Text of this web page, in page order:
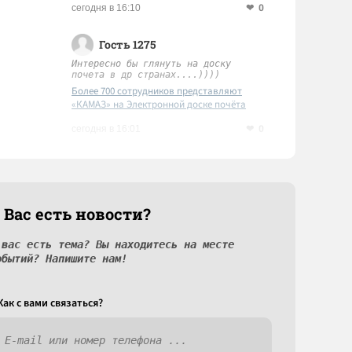
сегодня в 16:10 0
Гость 1275
Интересно бы глянуть на доску
почета в др странах....))))
Более 700 сотрудников представляют
«КАМАЗ» на Электронной доске почёта
есть новости?
есть тема? Вы находитесь на месте
Напишите нам!
c вами связаться?